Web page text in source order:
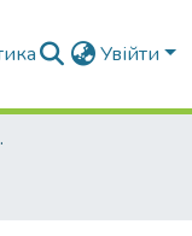
Увійти
КНУБА